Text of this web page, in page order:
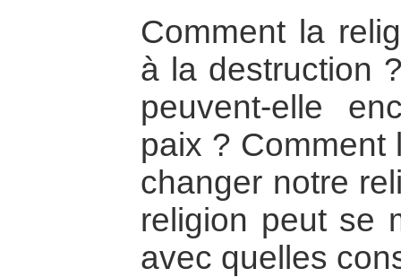
Comment la
à la destruction
peuvent-elle
paix ? Comment
changer notre
religion peut se
avec quelles